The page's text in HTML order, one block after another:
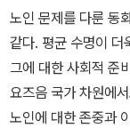
노인들을 더 이해해
대해서도 생각해봐
마에도 뿔이 날까?>
선입견으로 힘겹게
살아가는 기구한 한
아지는가. 남의 이야
판에 남의 새끼를 키
싶다. 못된 짓만 일삼
들은 자신이 선물한
어머니를 생각하면
기만하고, 예쁘고 멋
은 아이이지만 나중
을 잊지 않아 주었으
빠에게 배려를 좀 해
좋겠다고 생각했습
노인 문제를 다룬 동
같다. 평균 수명이 더
그에 대한 사회적 준
요즈음 국가 차원에
노인에 대한 존중과